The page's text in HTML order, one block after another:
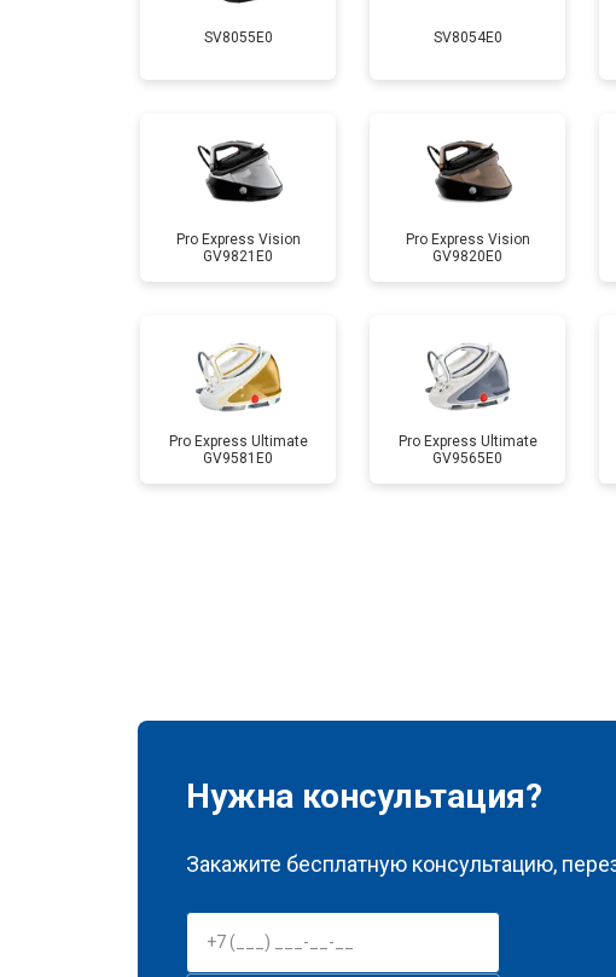
Профилактическая чистка
Замена клапана давления
SV8055E0 SV8054E0
Pro Express Vision
GV9821E0
Pro Express Vision
GV9820E0
Pro Express Ultimate
GV9581E0
Pro Express Ultimate
GV9565E0
Нужна консультация?
Закажите бесплатную консультацию,